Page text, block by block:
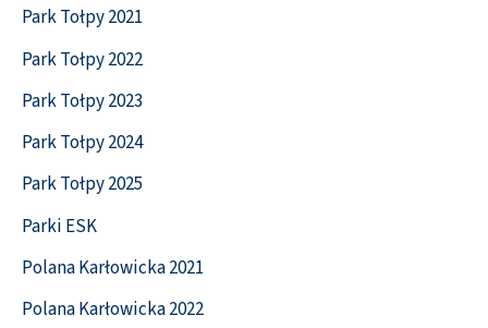
Park Tołpy 2021
Park Tołpy 2022
Park Tołpy 2023
Park Tołpy 2024
Park Tołpy 2025
Parki ESK
Polana Karłowicka 2021
Polana Karłowicka 2022